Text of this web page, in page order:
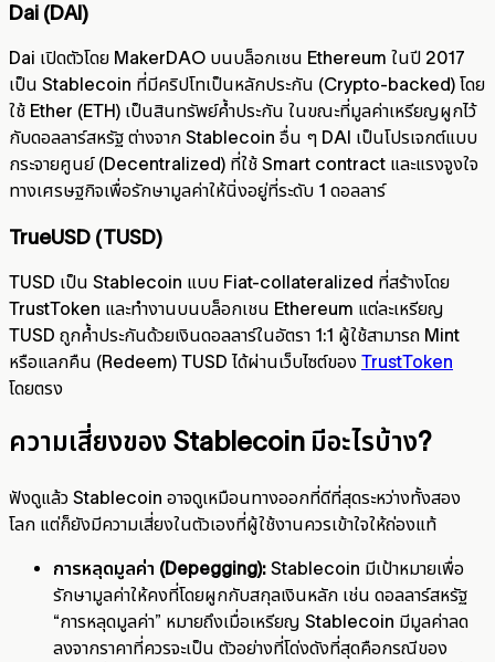
Dai (DAI)
Dai เปิดตัวโดย MakerDAO บนบล็อกเชน Ethereum ในปี 2017
เป็น Stablecoin ที่มีคริปโทเป็นหลักประกัน (Crypto-backed) โดย
ใช้ Ether (ETH) เป็นสินทรัพย์ค้ำประกัน ในขณะที่มูลค่าเหรียญผูกไว้
กับดอลลาร์สหรัฐ ต่างจาก Stablecoin อื่น ๆ DAI เป็นโปรเจกต์แบบ
กระจายศูนย์ (Decentralized) ที่ใช้ Smart contract และแรงจูงใจ
ทางเศรษฐกิจเพื่อรักษามูลค่าให้นิ่งอยู่ที่ระดับ 1 ดอลลาร์
TrueUSD (TUSD)
TUSD เป็น Stablecoin แบบ Fiat-collateralized ที่สร้างโดย
TrustToken และทำงานบนบล็อกเชน Ethereum แต่ละเหรียญ
TUSD ถูกค้ำประกันด้วยเงินดอลลาร์ในอัตรา 1:1 ผู้ใช้สามารถ Mint
หรือแลกคืน (Redeem) TUSD ได้ผ่านเว็บไซต์ของ TrustToken
โดยตรง
ความเสี่ยงของ Stablecoin มีอะไรบ้าง?
ฟังดูแล้ว Stablecoin อาจดูเหมือนทางออกที่ดีที่สุดระหว่างทั้งสอง
โลก แต่ก็ยังมีความเสี่ยงในตัวเองที่ผู้ใช้งานควรเข้าใจให้ถ่องแท้
การหลุดมูลค่า (Depegging): Stablecoin มีเป้าหมายเพื่อ
รักษามูลค่าให้คงที่โดยผูกกับสกุลเงินหลัก เช่น ดอลลาร์สหรัฐ
“การหลุดมูลค่า” หมายถึงเมื่อเหรียญ Stablecoin มีมูลค่าลด
ลงจากราคาที่ควรจะเป็น ตัวอย่างที่โด่งดังที่สุดคือกรณีของ